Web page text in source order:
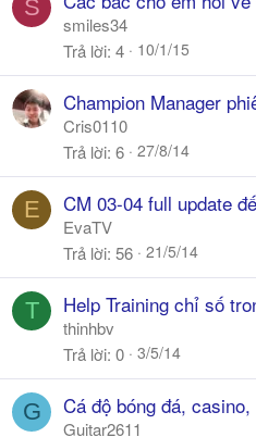
S
smiles34
Trả lời 4 10/1/15
Champion Manager
Cris0110
Trả lời 6 27/8/14
E CM 03-04 full update
EvaTV
Trả lời 56 21/5/14
T Help Training chỉ số
thinhbv
Trả lời 0 3/5/14
G Cá độ bóng đá,
Guitar2611